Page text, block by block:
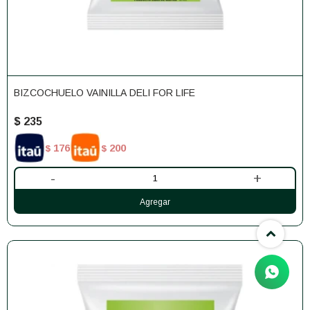
BIZCOCHUELO VAINILLA DELI FOR LIFE
$ 235
$ 176 $ 200
- +